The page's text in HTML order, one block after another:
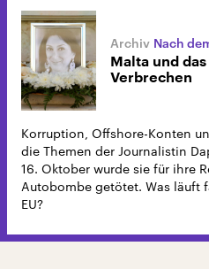
Nach
Malta und
Verbrechen
Korruption, Offshore-Konten
die Themen der Journalistin
16. Oktober wurde sie für ihre
Autobombe getötet. Was läuft
EU?